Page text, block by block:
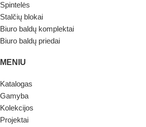
Spintelės
Stalčių blokai
Biuro baldų komplektai
Biuro baldų priedai
MENIU
Katalogas
Gamyba
Kolekcijos
Projektai